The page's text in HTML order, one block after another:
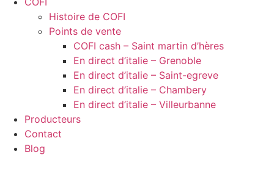
Histoire de COFI
Points de vente
COFI cash – Saint martin d’hères
En direct d’italie – Grenoble
En direct d’italie – Saint-egreve
En direct d’italie – Chambery
En direct d’italie – Villeurbanne
Producteurs
Contact
Blog